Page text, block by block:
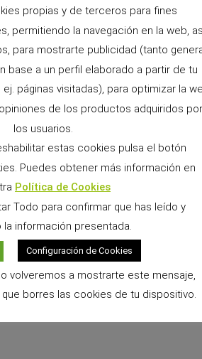
se retira debe reponerse
se coloca agua.
Los de bentonita o
como sustrato tanto
una línea de información
9 am a 13.30 y de 15 a
de consistencia, de
al excelente control de
dice: muy bueno!
propias y de terceros para fines
permitiendo la navegación en la web,
para mostrarte publicidad (tanto
base a un perfil elaborado a partir de tu
páginas visitadas), para optimizar la
de los productos adquiridos por
los usuarios.
estas cookies pulsa el botón
Puedes obtener más información en
Política de Cookies
Todo para confirmar que has leído y
la información presentada.
Configuración de Cookies
volveremos a mostrarte este mensaje,
borres las cookies de tu dispositivo.